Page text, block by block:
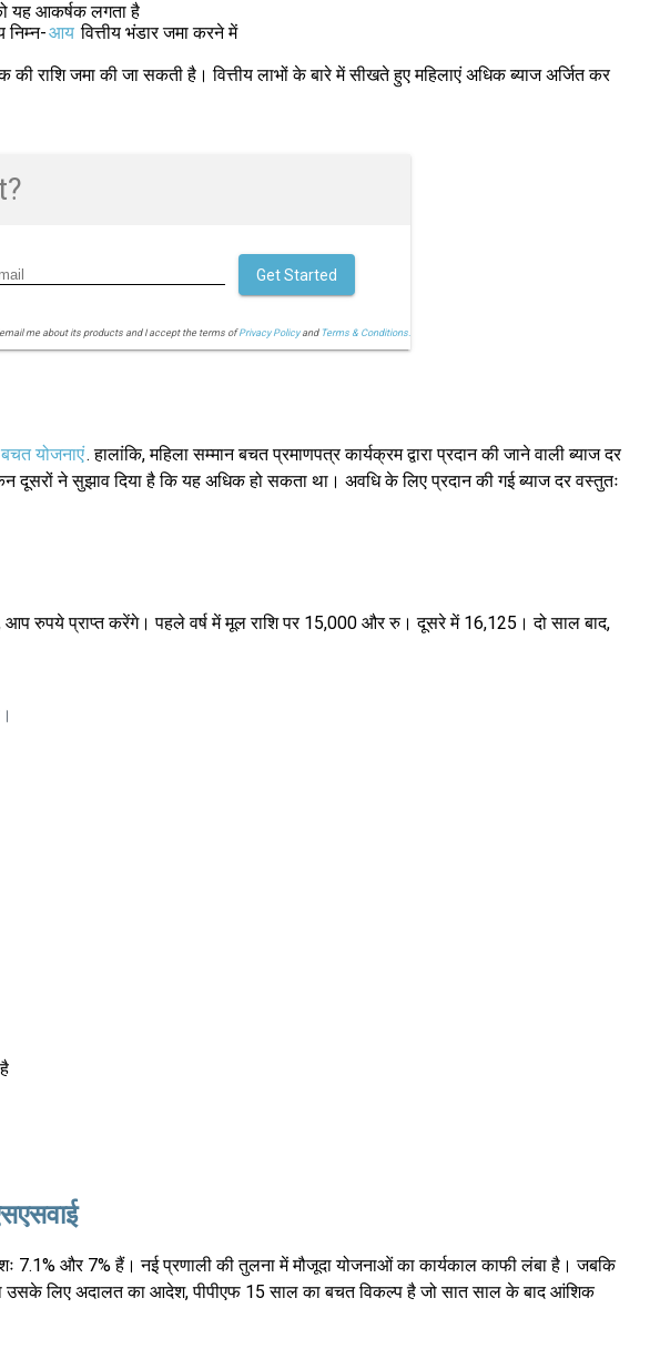
यह आकर्षक लगता है
निम्न-आय वित्तीय भंडार जमा करने में
राशि जमा की जा सकती है। वित्तीय लाभों के बारे में सीखते हुए महिलाएं अधिक ब्याज अर्जित कर
me about its products and I accept the terms ofPrivacy Policyand Terms & Conditions.
Get Started
बचत योजनाएं. हालांकि, महिला सम्मान बचत प्रमाणपत्र कार्यक्रम द्वारा प्रदान की जाने वाली ब्याज दर
दूसरों ने सुझाव दिया है कि यह अधिक हो सकता था। अवधि के लिए प्रदान की गई ब्याज दर वस्तुतः
आप रुपये प्राप्त करेंगे। पहले वर्ष में मूल राशि पर 15,000 और रु। दूसरे में 16,125। दो साल बाद,
7.1% और 7% हैं। नई प्रणाली की तुलना में मौजूदा योजनाओं का कार्यकाल काफी लंबा है। जबकि
उसके लिए अदालत का आदेश, पीपीएफ 15 साल का बचत विकल्प है जो सात साल के बाद आंशिक